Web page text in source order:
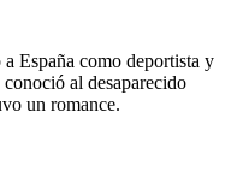
España como deportista y
al desaparecido
un romance.